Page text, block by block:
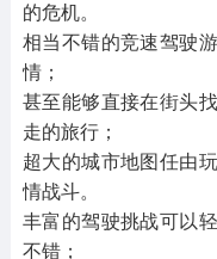
的危机。
相当不错的竞速驾驶
情；
甚至能够直接在街头
走的旅行；
超大的城市地图任由
情战斗。
丰富的驾驶挑战可以
不错；